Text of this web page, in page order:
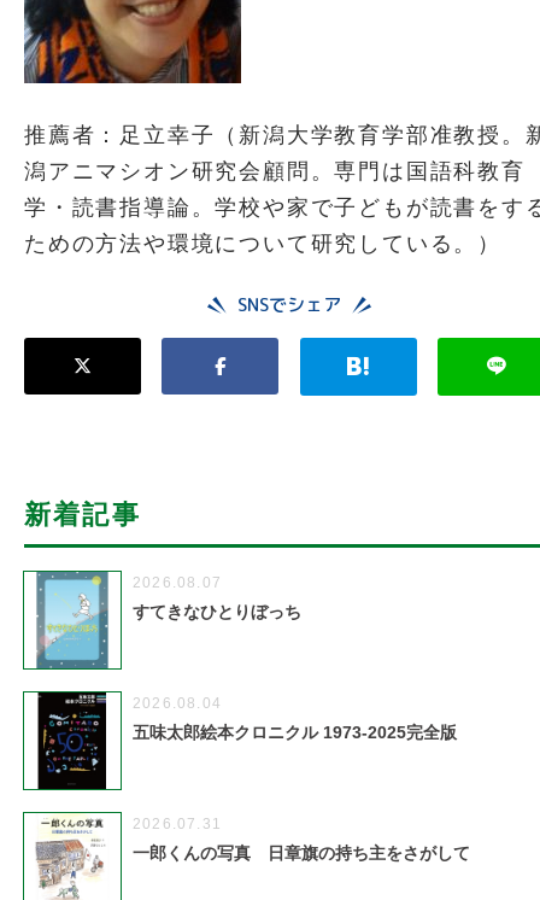
推薦者：足立幸子（新潟大学教育学部准教授。
潟アニマシオン研究会顧問。専門は国語科教育
学・読書指導論。学校や家で子どもが読書をす
ための方法や環境について研究している。）
SNSでシェア
新着記事
2026.08.07
すてきなひとりぼっち
2026.08.04
五味太郎絵本クロニクル 1973-2025完全版
2026.07.31
一郎くんの写真 日章旗の持ち主をさがして